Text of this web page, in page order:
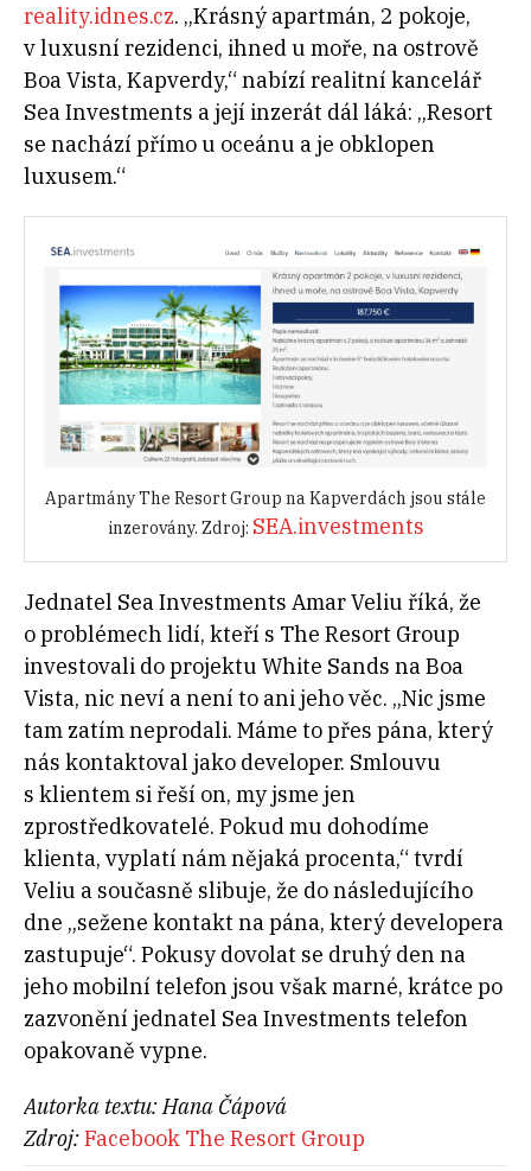
reality.idnes.cz. „Krásný apartmán, 2 pokoje,
v luxusní rezidenci, ihned u moře, na ostrově
Boa Vista, Kapverdy,“ nabízí realitní kancelář
Sea Investments a její inzerát dál láká: „Resort
se nachází přímo u oceánu a je obklopen
luxusem.“
Apartmány The Resort Group na Kapverdách jsou stále
inzerovány. Zdroj: SEA.investments
Jednatel Sea Investments Amar Veliu říká, že
o problémech lidí, kteří s The Resort Group
investovali do projektu White Sands na Boa
Vista, nic neví a není to ani jeho věc. „Nic jsme
tam zatím neprodali. Máme to přes pána, který
nás kontaktoval jako developer. Smlouvu
s klientem si řeší on, my jsme jen
zprostředkovatelé. Pokud mu dohodíme
klienta, vyplatí nám nějaká procenta,“ tvrdí
Veliu a současně slibuje, že do následujícího
dne „sežene kontakt na pána, který developera
zastupuje“. Pokusy dovolat se druhý den na
jeho mobilní telefon jsou však marné, krátce po
zazvonění jednatel Sea Investments telefon
opakovaně vypne.
Autorka textu: Hana Čápová
Zdroj:Facebook The Resort Group